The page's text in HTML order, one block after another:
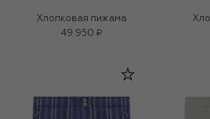
Хлопковая пижама
49 950 ₽